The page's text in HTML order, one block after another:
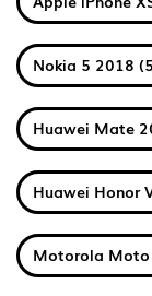
Nokia 5 2018
Huawei Mate
Huawei Honor
Motorola Moto